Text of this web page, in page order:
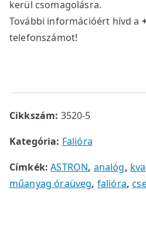
kerül csomagolásra.
További információért hívd a
telefonszámot!
Cikkszám: 3520-5
Kategória: Falióra
Címkék:ASTRON, analóg,
műanyag óraüveg, falióra,